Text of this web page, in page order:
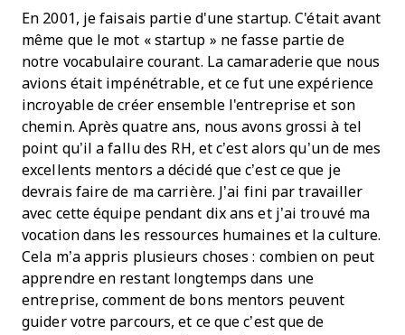
En 2001, je faisais partie d'une startup. C'était avant
même que le mot « startup » ne fasse partie de
notre vocabulaire courant. La camaraderie que nous
avions était impénétrable, et ce fut une expérience
incroyable de créer ensemble l'entreprise et son
chemin. Après quatre ans, nous avons grossi à tel
point qu’il a fallu des RH, et c’est alors qu’un de mes
excellents mentors a décidé que c’est ce que je
devrais faire de ma carrière. J’ai fini par travailler
avec cette équipe pendant dix ans et j’ai trouvé ma
vocation dans les ressources humaines et la culture.
Cela m’a appris plusieurs choses : combien on peut
apprendre en restant longtemps dans une
entreprise, comment de bons mentors peuvent
guider votre parcours, et ce que c’est que de